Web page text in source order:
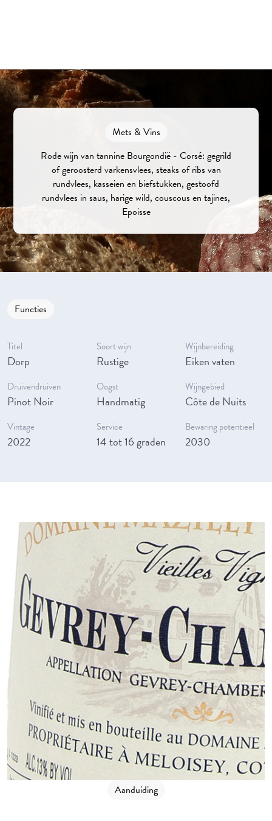
Mets & Vins
Rode wijn van tannine Bourgondië - Corsé: gegrild
of geroosterd varkensvlees, steaks of ribs van
rundvlees, kasseien en biefstukken, gestoofd
rundvlees in saus, harige wild, couscous en tajines,
Epoisse
Functies
Titel
Dorp
Soort wijn
Rustige
Wijnbereiding
Eiken vaten
Druivendruiven
Pinot Noir
Oogst
Handmatig
Wijngebied
Côte de Nuits
Vintage
2022
Service
14 tot 16 graden
Bewaring potentieel
2030
Aanduiding